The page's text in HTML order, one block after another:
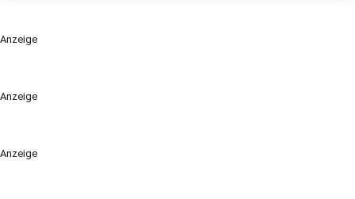
Anzeige
Anzeige
Anzeige